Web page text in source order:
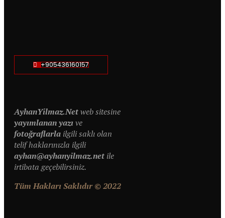
+905436160157
AyhanYilmaz.Netweb sitesine
yayımlanan yazıve
fotoğraflarla ilgili saklı olan
telif haklarınızla ilgili
ayhan@ayhanyilmaz.net ile
irtibata geçebilirsiniz.
Tüm Hakları Saklıdır © 2022